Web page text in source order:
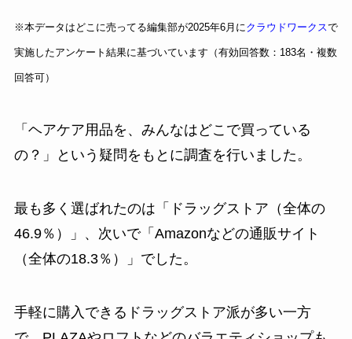
※本データはどこに売ってる編集部が2025年6月にクラウドワークスで
実施したアンケート結果に基づいています（有効回答数：183名・複数
回答可）
「ヘアケア用品を、みんなはどこで買っている
の？」という疑問をもとに調査を行いました。
最も多く選ばれたのは「ドラッグストア（全体の
46.9％）」、次いで「Amazonなどの通販サイト
（全体の18.3％）」でした。
手軽に購入できるドラッグストア派が多い一方